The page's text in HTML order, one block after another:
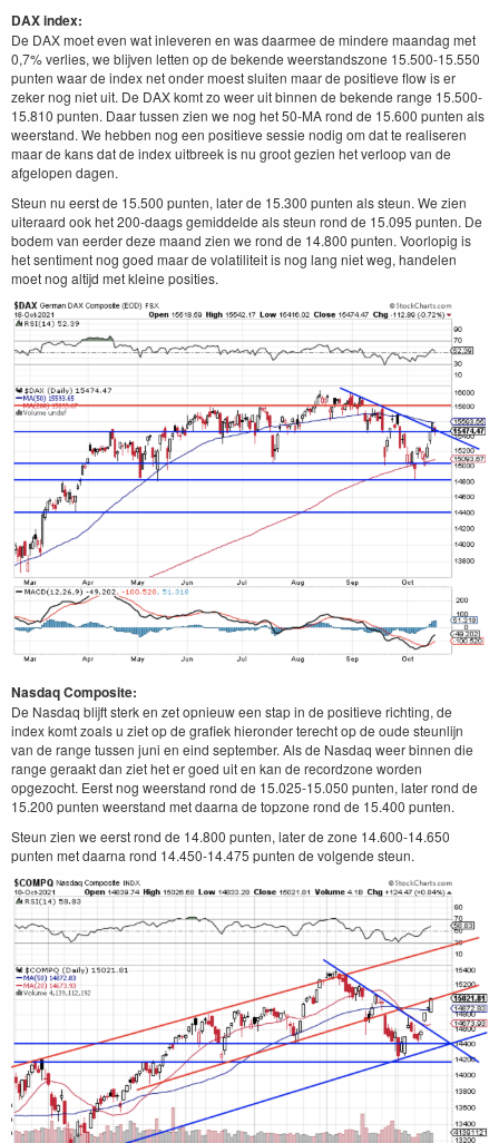
DAX index:
De DAX moet even wat inleveren en was daarmee de mindere maandag met
0,7% verlies, we blijven letten op de bekende weerstandszone 15.500-15.550
punten waar de index net onder moest sluiten maar de positieve flow is er
zeker nog niet uit. De DAX komt zo weer uit binnen de bekende range 15.500-
15.810 punten. Daar tussen zien we nog het 50-MA rond de 15.600 punten als
weerstand. We hebben nog een positieve sessie nodig om dat te realiseren
maar de kans dat de index uitbreek is nu groot gezien het verloop van de
afgelopen dagen.
Steun nu eerst de 15.500 punten, later de 15.300 punten als steun. We zien
uiteraard ook het 200-daags gemiddelde als steun rond de 15.095 punten. De
bodem van eerder deze maand zien we rond de 14.800 punten. Voorlopig is
het sentiment nog goed maar de volatiliteit is nog lang niet weg, handelen
moet nog altijd met kleine posities.
Nasdaq Composite:
De Nasdaq blijft sterk en zet opnieuw een stap in de positieve richting, de
index komt zoals u ziet op de grafiek hieronder terecht op de oude steunlijn
van de range tussen juni en eind september. Als de Nasdaq weer binnen die
range geraakt dan ziet het er goed uit en kan de recordzone worden
opgezocht. Eerst nog weerstand rond de 15.025-15.050 punten, later rond de
15.200 punten weerstand met daarna de topzone rond de 15.400 punten.
Steun zien we eerst rond de 14.800 punten, later de zone 14.600-14.650
punten met daarna rond 14.450-14.475 punten de volgende steun.